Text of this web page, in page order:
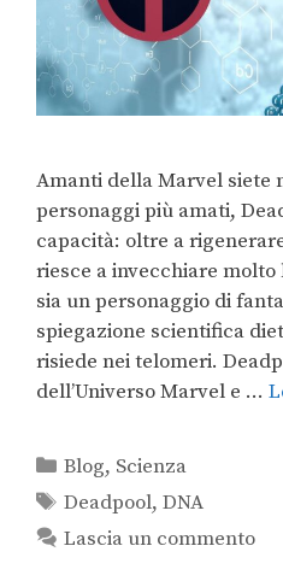
Amanti della Marvel siete
personaggi più amati,
capacità: oltre a
riesce a invecchiare
sia un personaggio di
spiegazione scientifica
risiede nei telomeri.
dell’Universo Marvel e …
Blog, Scienza
Deadpool,DNA
Lascia un commento